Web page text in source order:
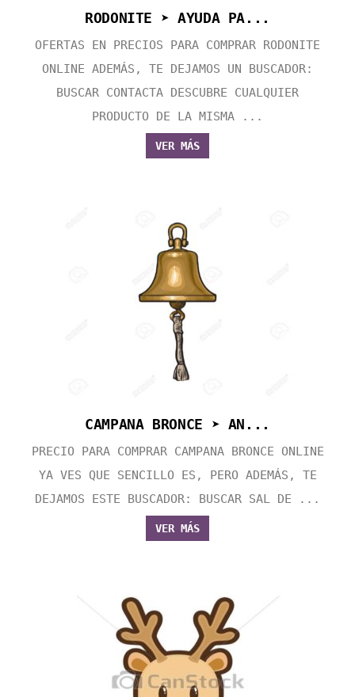
RODONITE ➤ AYUDA PA...
OFERTAS EN PRECIOS PARA COMPRAR RODONITE
ONLINE ADEMÁS, TE DEJAMOS UN BUSCADOR:
BUSCAR CONTACTA DESCUBRE CUALQUIER
PRODUCTO DE LA MISMA ...
VER MÁS
CAMPANA BRONCE ➤ AN...
PRECIO PARA COMPRAR CAMPANA BRONCE ONLINE
YA VES QUE SENCILLO ES, PERO ADEMÁS, TE
DEJAMOS ESTE BUSCADOR: BUSCAR SAL DE ...
VER MÁS